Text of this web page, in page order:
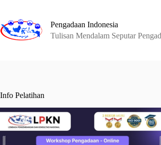
content
Pengadaan Indonesia
Tulisan Mendalam Seputar
Info Pelatihan